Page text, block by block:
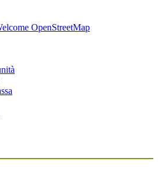
OpenStreetMap